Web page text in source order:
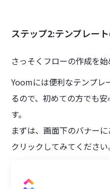
ステップ2:テンプレー
さっそくフローの作成を始
Yoomには便利なテンプレ
るので、初めての方でも
す。
まずは、画面下のバナー
クリックしてみてください